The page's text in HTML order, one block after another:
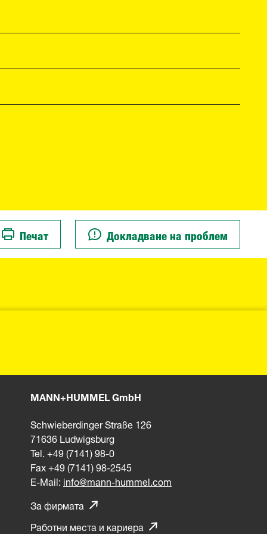
Печат Докладване на проблем
MANN+HUMMEL GmbH
Schwieberdinger Straße 126
71636 Ludwigsburg
Tel. +49 (7141) 98-0
Fax +49 (7141) 98-2545
E-Mail: info@mann-hummel.com
За фирмата
Работни места и кариера